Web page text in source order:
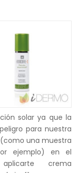
solar ya que la
para nuestra
una muestra
ejemplo) en el
crema